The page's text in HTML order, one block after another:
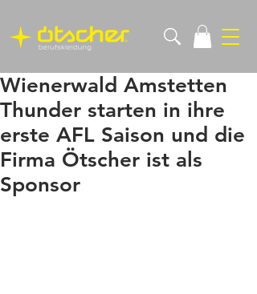
Wienerwald Amstetten
Thunder starten in ihre
erste AFL Saison und die
Firma Ötscher ist als
Sponsor